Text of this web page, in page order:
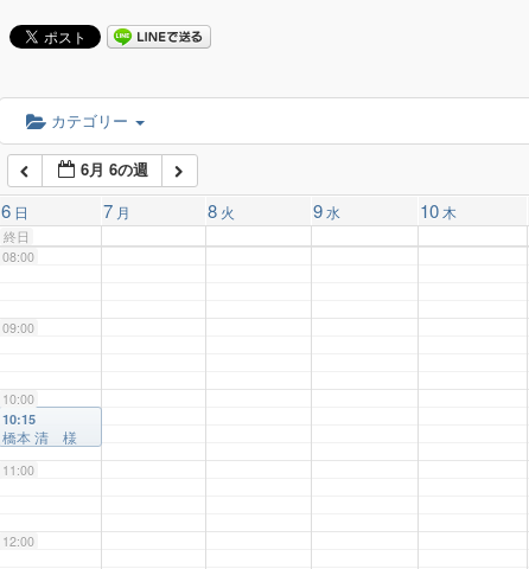
カテゴリー
6月 6の週
6 日 7 月 8 火 9 水 10 木
終日
05:00
06:00
07:00
08:00
09:00
10:00
11:00
12:00
10:15
橋本 清 様